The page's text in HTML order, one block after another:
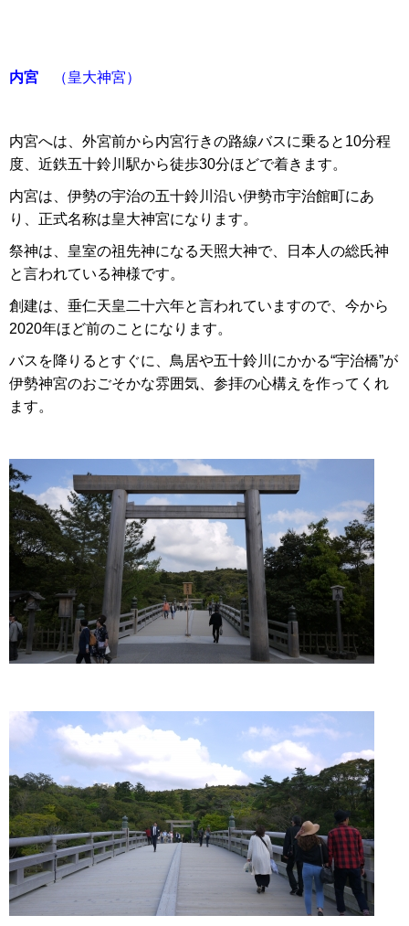
内宮 （皇大神宮）
内宮へは、外宮前から内宮行きの路線バスに乗ると10分程
度、近鉄五十鈴川駅から徒歩30分ほどで着きます。
内宮は、伊勢の宇治の五十鈴川沿い伊勢市宇治館町にあ
り、正式名称は皇大神宮になります。
祭神は、皇室の祖先神になる天照大神で、日本人の総氏神
と言われている神様です。
創建は、垂仁天皇二十六年と言われていますので、今から
2020年ほど前のことになります。
バスを降りるとすぐに、鳥居や五十鈴川にかかる“宇治橋”が
伊勢神宮のおごそかな雰囲気、参拝の心構えを作ってくれ
ます。